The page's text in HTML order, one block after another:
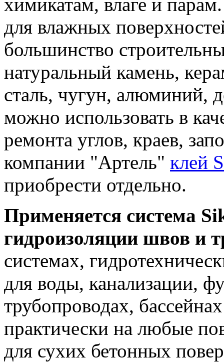
для влажных
большинство
натуральный камень,
сталь, чугун, алюминий,
можно использовать в
ремонта углов, краев,
компании "Артель" клей
приобрести отдельно.
Применяется система
гидроизоляции швов и
системах,
для воды, канализации,
трубопроводах,
практически на любые
для сухих бетонных